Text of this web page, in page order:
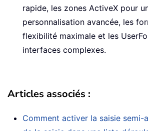
rapide, les zones ActiveX pour
personnalisation avancée, les
flexibilité maximale et les
interfaces complexes.
Articles associés :
Comment activer la saisie semi-